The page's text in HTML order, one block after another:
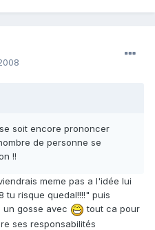
soit encore prononcer
de personne se
!!
meme pas a l'idée lui
tu risque quedal!!!!" puis
gosse avec
tout ca pour
ses responsabilités